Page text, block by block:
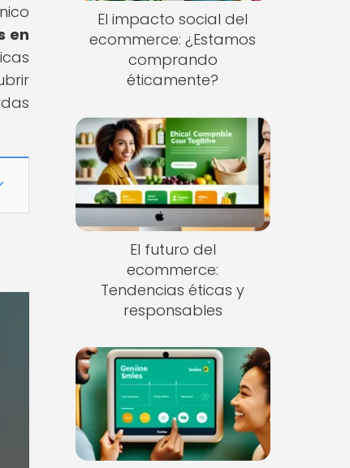
en
El impacto social del
ecommerce: ¿Estamos
comprando
éticamente?
El futuro del
ecommerce:
Tendencias éticas y
responsables